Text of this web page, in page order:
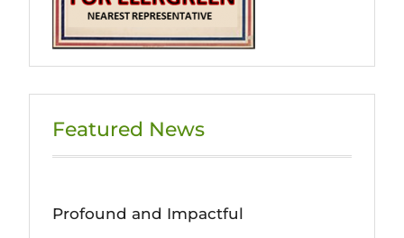
Featured News
Profound and Impactful